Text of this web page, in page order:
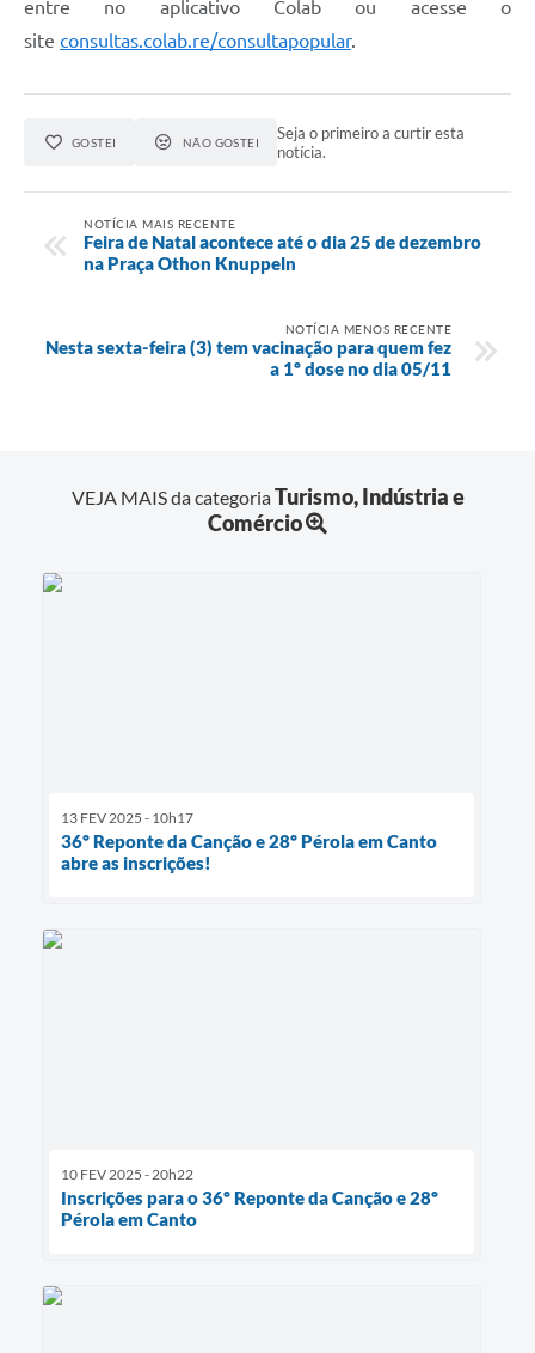
entre no aplicativo Colab ou acesse o
site consultas.colab.re/consultapopular.
GOSTEI NÃO GOSTEI
Seja o primeiro a curtir esta
notícia.
NOTÍCIA MAIS RECENTE
Feira de Natal acontece até o dia 25 de dezembro
na Praça Othon Knuppeln
NOTÍCIA MENOS RECENTE
Nesta sexta-feira (3) tem vacinação para quem fez
a 1º dose no dia 05/11
VEJA MAIS da categoriaTurismo, Indústria e
Comércio
13 FEV 2025 - 10h17
36º Reponte da Canção e 28º Pérola em Canto
abre as inscrições!
10 FEV 2025 - 20h22
Inscrições para o 36º Reponte da Canção e 28º
Pérola em Canto